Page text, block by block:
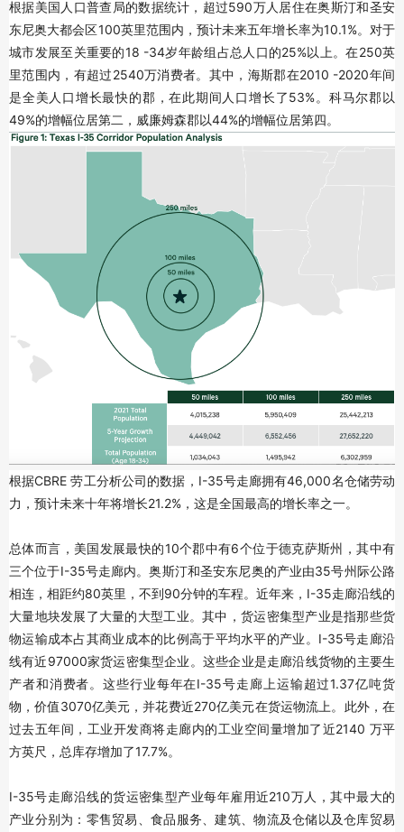
根据美国人口普查局的数据统计，超过590万人居住在奥斯汀和圣安
东尼奥大都会区100英里范围内，预计未来五年增长率为10.1%。对于
城市发展至关重要的18 -34岁年龄组占总人口的25%以上。在250英
里范围内，有超过2540万消费者。其中，海斯郡在2010 -2020年间
是全美人口增长最快的郡，在此期间人口增长了53%。科马尔郡以
49%的增幅位居第二，威廉姆森郡以44%的增幅位居第四。
根据CBRE 劳工分析公司的数据，I-35号走廊拥有46,000名仓储劳动
力，预计未来十年将增长21.2%，这是全国最高的增长率之一。
总体而言，美国发展最快的10个郡中有6个位于德克萨斯州，其中有
三个位于I-35号走廊内。奥斯汀和圣安东尼奥的产业由35号州际公路
相连，相距约80英里，不到90分钟的车程。近年来，I-35走廊沿线的
大量地块发展了大量的大型工业。其中，货运密集型产业是指那些货
物运输成本占其商业成本的比例高于平均水平的产业。I-35号走廊沿
线有近97000家货运密集型企业。这些企业是走廊沿线货物的主要生
产者和消费者。这些行业每年在I-35号走廊上运输超过1.37亿吨货
物，价值3070亿美元，并花费近270亿美元在货运物流上。此外，在
过去五年间，工业开发商将走廊内的工业空间量增加了近2140 万平
方英尺，总库存增加了17.7%。
I-35号走廊沿线的货运密集型产业每年雇用近210万人，其中最大的
产业分别为：零售贸易、食品服务、建筑、物流及仓储以及仓库贸易